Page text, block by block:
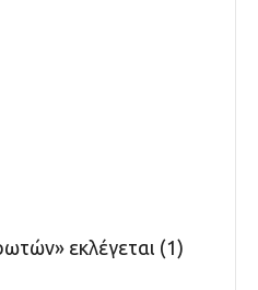
εκλέγεται (1)